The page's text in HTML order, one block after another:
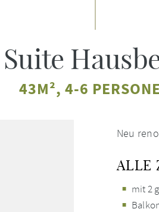
Suite
43M², 4-6
Neu
ALLE
mit 2